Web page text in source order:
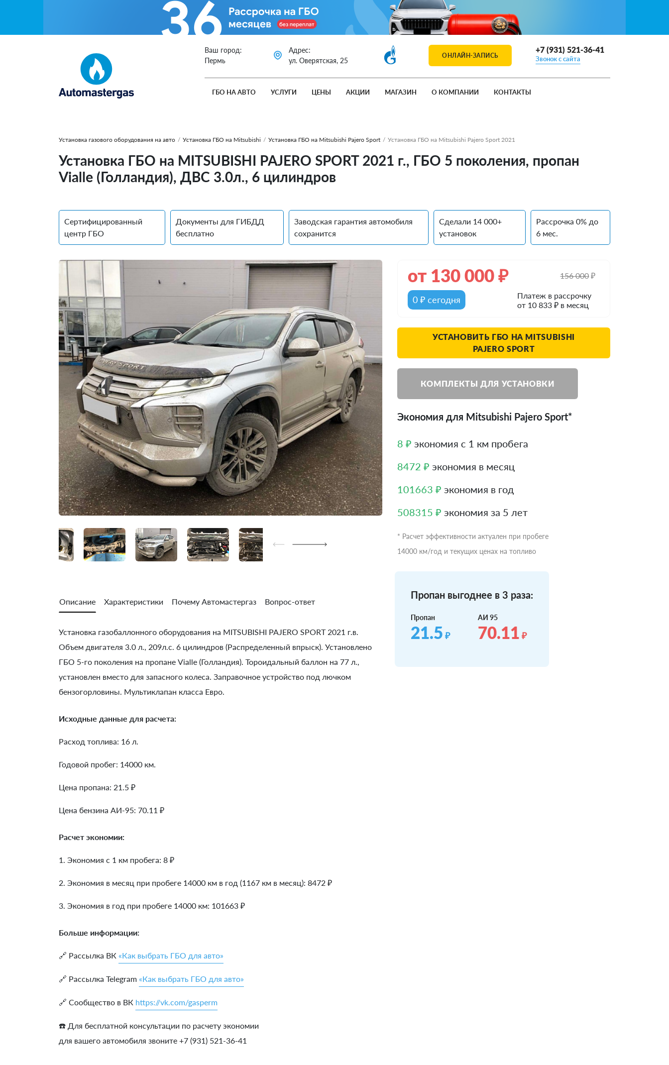
Ваш город:
Пермь
Адрес:
ул. Оверятская, 25
ОНЛАЙН-ЗАПИСЬ
+7 (931) 521-36-41
Звонок с сайта
ГБО НА АВТО УСЛУГИ ЦЕНЫ АКЦИИ МАГАЗИН О КОМПАНИИ КОНТАКТЫ
Установка газового оборудования на авто / Установка ГБО на Mitsubishi / Установка ГБО на Mitsubishi Pajero Sport / Установка ГБО на Mitsubishi Pajero Sport 2021
Установка ГБО на MITSUBISHI PAJERO SPORT 2021 г., ГБО 5 поколения, пропан
Vialle (Голландия), ДВС 3.0л., 6 цилиндров
Сертифицированный
центр ГБО
Документы для ГИБДД
бесплатно
Заводская гарантия автомобиля
сохранится
Сделали 14 000+
установок
Рассрочка 0% до
6 мес.
от 130 000₽ 156 000₽
0 ₽ сегодня
Платеж в рассрочку
от 10 833 ₽ в месяц
УСТАНОВИТЬ ГБО НА MITSUBISHI
PAJERO SPORT
КОМПЛЕКТЫ ДЛЯ УСТАНОВКИ
Экономия для Mitsubishi Pajero Sport*
8 ₽ экономия с 1 км пробега
8472 ₽ экономия в месяц
101663 ₽ экономия в год
508315 ₽ экономия за 5 лет
* Расчет эффективности актуален при пробеге
14000 км/год и текущих ценах на топливо
Описание Характеристики Почему Автомастергаз Вопрос-ответ
Установка газобаллонного оборудования на MITSUBISHI PAJERO SPORT 2021 г.в.
Объем двигателя 3.0 л., 209л.с. 6 цилиндров (Распределенный впрыск). Установлено
ГБО 5-го поколения на пропане Vialle (Голландия). Тороидальный баллон на 77 л.,
установлен вместо для запасного колеса. Заправочное устройство под лючком
бензогорловины. Мультиклапан класса Евро.
Исходные данные для расчета:
Расход топлива: 16 л.
Годовой пробег: 14000 км.
Цена пропана: 21.5 ₽
Цена бензина АИ-95: 70.11 ₽
Расчет экономии:
1. Экономия с 1 км пробега: 8 ₽
2. Экономия в месяц при пробеге 14000 км в год (1167 км в месяц): 8472 ₽
3. Экономия в год при пробеге 14000 км: 101663 ₽
Больше информации:
🔗 Рассылка ВК «Как выбрать ГБО для авто»
🔗 Рассылка Telegram «Как выбрать ГБО для авто»
🔗 Сообщество в ВК https://vk.com/gasperm
☎️ Для бесплатной консультации по расчету экономии
для вашего автомобиля звоните +7 (931) 521-36-41
Пропан выгоднее в 3 раза:
Пропан
21.5 ₽
АИ 95
70.11 ₽